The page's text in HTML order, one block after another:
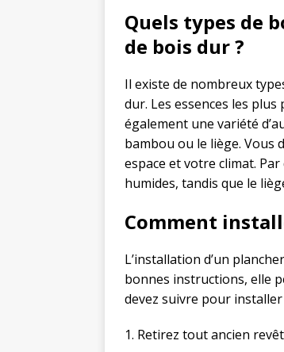
Quels types de
de bois dur ?
Il existe de nombreux
dur. Les essences les
également une variété
bambou ou le liège. Vous
espace et votre climat.
humides, tandis que le
Comment
L’installation d’un
bonnes instructions, elle
devez suivre pour
1. Retirez tout ancien